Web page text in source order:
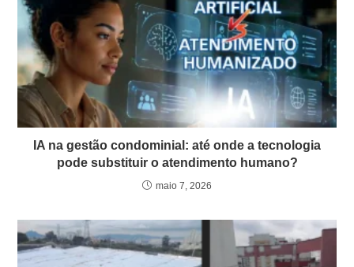
IA na gestão condominial: até onde a tecnologia
pode substituir o atendimento humano?
maio 7, 2026